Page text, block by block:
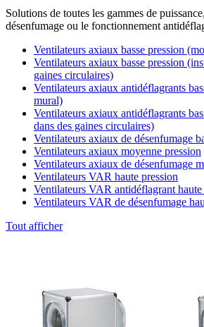
Solutions de toutes les gammes de
désenfumage ou le fonctionnement
Ventilateurs axiaux basse pression
Ventilateurs axiaux basse pression
gaines circulaires)
Ventilateurs axiaux antidéflagrants
mural)
Ventilateurs axiaux antidéflagrants
dans des gaines circulaires)
Ventilateurs axiaux de désenfumage
Ventilateurs axiaux moyenne pression
Ventilateurs axiaux de désenfumage
Ventilateurs VAR haute pression
Ventilateurs VAR antidéflagrant haute
Ventilateurs VAR de désenfumage
Tout afficher